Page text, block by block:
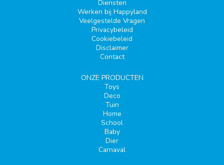
Diensten
Werken bij Happyland
Veelgestelde Vragen
Privacybeleid
Cookiebeleid
Disclaimer
Contact
ONZE PRODUCTEN
Toys
Deco
Tuin
Home
School
Baby
Dier
Carnaval